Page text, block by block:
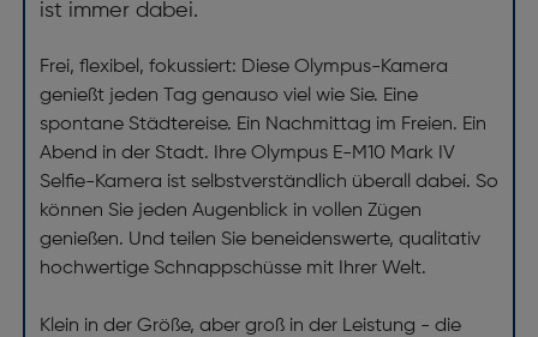
ist immer dabei.
Frei, flexibel, fokussiert: Diese Olympus-Kamera
genießt jeden Tag genauso viel wie Sie. Eine
spontane Städtereise. Ein Nachmittag im Freien. Ein
Abend in der Stadt. Ihre Olympus E-M10 Mark IV
Selfie-Kamera ist selbstverständlich überall dabei. So
können Sie jeden Augenblick in vollen Zügen
genießen. Und teilen Sie beneidenswerte, qualitativ
hochwertige Schnappschüsse mit Ihrer Welt.
Klein in der Größe, aber groß in der Leistung - die